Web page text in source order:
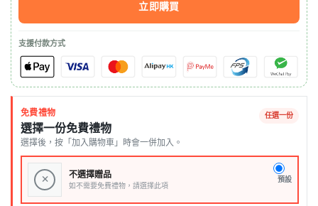
立即購買
支援付款方式
免費禮物
選擇一份免費禮物
選擇後，按「加入購物車」時會一併加入。
任選一份
× 不選擇贈品
如不需要免費禮物，請選擇此項
預設